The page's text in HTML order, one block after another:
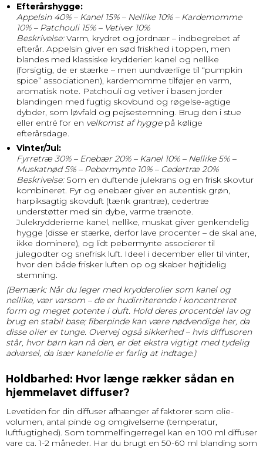
Efterårshygge:
Appelsin 40% – Kanel 15% – Nellike 10% – Kardemomme
10% – Patchouli 15% – Vetiver 10%
Beskrivelse:Varm, krydret og jordnær – indbegrebet af
efterår. Appelsin giver en sød friskhed i toppen, men
blandes med klassiske krydderier: kanel og nellike
(forsigtig, de er stærke – men uundværlige til “pumpkin
spice” associationen), kardemomme tilføjer en varm,
aromatisk note. Patchouli og vetiver i basen jorder
blandingen med fugtig skovbund og røgelse-agtige
dybder, som løvfald og pejsestemning. Brug den i stue
eller entré for en velkomst af hyggepå kølige
efterårsdage.
Vinter/Jul:
Fyrretræ 30% – Enebær 20% – Kanel 10% – Nellike 5% –
Muskatnød 5% – Pebermynte 10% – Cedertræ 20%
Beskrivelse:Som en duftende julekrans og en frisk skovtur
kombineret. Fyr og enebær giver en autentisk grøn,
harpiksagtig skovduft (tænk grantræ), cedertræ
understøtter med sin dybe, varme trænote.
Julekrydderierne kanel, nellike, muskat giver genkendelig
hygge (disse er stærke, derfor lave procenter – de skal ane,
ikke dominere), og lidt pebermynte associerer til
julegodter og snefrisk luft. Ideel i december eller til vinter,
hvor den både frisker luften op og skaber højtidelig
stemning.
(Bemærk: Når du leger med krydderolier som kanel og
nellike, vær varsom – de er hudirriterende i koncentreret
form og meget potente i duft. Hold deres procentdel lav og
brug en stabil base; fiberpinde kan være nødvendige her, da
disse olier er tunge. Overvej også sikkerhed – hvis diffusoren
står, hvor børn kan nå den, er det ekstra vigtigt med tydelig
advarsel, da især kanelolie er farlig at indtage.)
Holdbarhed: Hvor længe rækker sådan en
hjemmelavet diffuser?
Levetiden for din diffuser afhænger af faktorer som olie-
volumen, antal pinde og omgivelserne (temperatur,
luftfugtighed). Som tommelfingerregel kan en 100 ml diffuser
vare ca. 1-2 måneder. Har du brugt en 50-60 ml blanding som